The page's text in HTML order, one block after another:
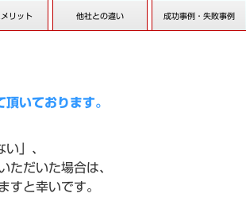
リット 他社との違い 成功事例・失敗事例
いております。
」、
ただいた場合は、
すと幸いです。